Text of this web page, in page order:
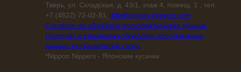
Тверь, ул. Складская, д. 43/1, этаж 4, помещ. 1 , тел.
+7 (4822) 72-02-81, info@nippon-nippers.com
Согласие на обработку пользовательских данных
Политика в отношении обработки персональных
данных пользователей сайта
*Nippon Nippers - Японские кусачки